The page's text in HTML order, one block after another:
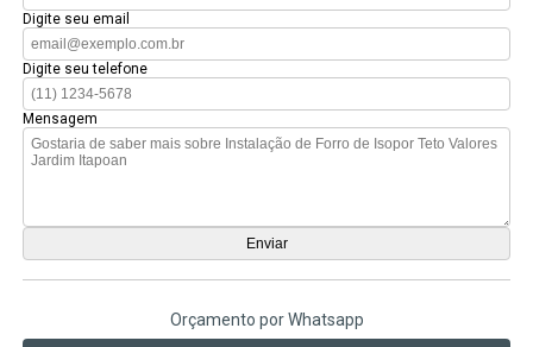
Digite seu email
Digite seu telefone
Mensagem
Orçamento por Whatsapp